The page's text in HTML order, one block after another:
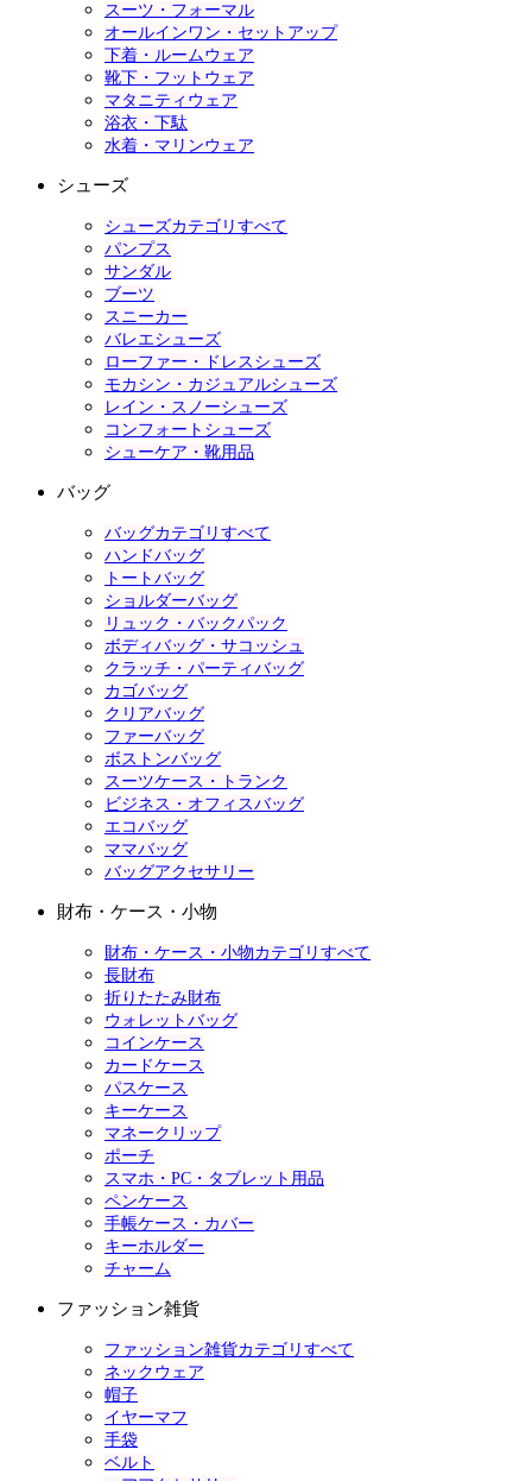
スーツ・フォーマル
オールインワン・セットアップ
下着・ルームウェア
靴下・フットウェア
マタニティウェア
浴衣・下駄
水着・マリンウェア
シューズ
シューズカテゴリすべて
パンプス
サンダル
ブーツ
スニーカー
バレエシューズ
ローファー・ドレスシューズ
モカシン・カジュアルシューズ
レイン・スノーシューズ
コンフォートシューズ
シューケア・靴用品
バッグ
バッグカテゴリすべて
ハンドバッグ
トートバッグ
ショルダーバッグ
リュック・バックパック
ボディバッグ・サコッシュ
クラッチ・パーティバッグ
カゴバッグ
クリアバッグ
ファーバッグ
ボストンバッグ
スーツケース・トランク
ビジネス・オフィスバッグ
エコバッグ
ママバッグ
バッグアクセサリー
財布・ケース・小物
財布・ケース・小物カテゴリすべて
長財布
折りたたみ財布
ウォレットバッグ
コインケース
カードケース
パスケース
キーケース
マネークリップ
ポーチ
スマホ・PC・タブレット用品
ペンケース
手帳ケース・カバー
キーホルダー
チャーム
ファッション雑貨
ファッション雑貨カテゴリすべて
ネックウェア
帽子
イヤーマフ
手袋
ベルト